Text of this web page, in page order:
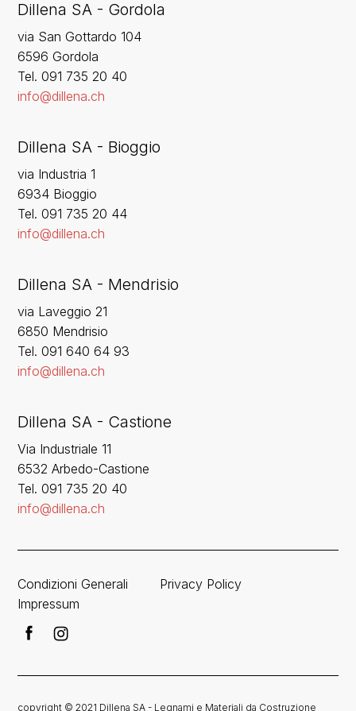
Dillena SA - Gordola
via San Gottardo 104
6596 Gordola
‍Tel. 091 735 20 40
info@dillena.ch
Dillena SA - Bioggio
via Industria 1
6934 Bioggio
Tel. 091 735 20 44
info@dillena.ch
Dillena SA - Mendrisio
via Laveggio 21
6850 Mendrisio
Tel. 091 640 64 93
info@dillena.ch
Dillena SA - Castione
Via Industriale 11
6532 Arbedo-Castione
Tel. 091 735 20 40
info@dillena.ch
Condizioni Generali
Privacy Policy
Impressum
copyright © 2021 Dillena SA - Legnami e Materiali da Costruzione